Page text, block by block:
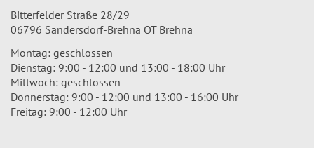
Bitterfelder Straße 28/29
06796 Sandersdorf-Brehna OT Brehna
Montag: geschlossen
Dienstag: 9:00 - 12:00 und 13:00 - 18:00 Uhr
Mittwoch: geschlossen
Donnerstag: 9:00 - 12:00 und 13:00 - 16:00 Uhr
Freitag: 9:00 - 12:00 Uhr